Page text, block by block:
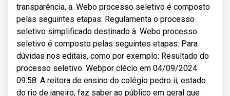
transparência, a. Webo processo seletivo é composto
pelas seguintes etapas: Regulamenta o processo
seletivo simplificado destinado à. Webo processo
seletivo é composto pelas seguintes etapas: Para
dúvidas nos editais, como por exemplo: Resultado do
processo seletivo. Webpor clécio em 04/09/2024
09:58. A reitora de ensino do colégio pedro ii, estado
do rio de janeiro, faz saber ao público em geral que